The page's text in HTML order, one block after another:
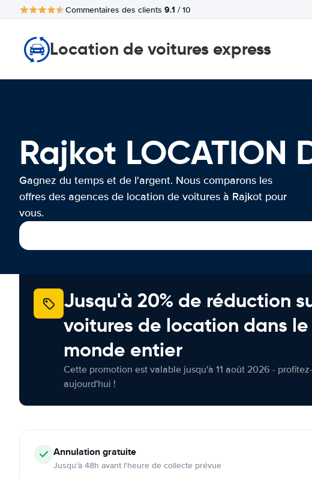
Commentaires des clients 9.1 / 10
Location de voitures express
Rajkot LOCATION
Gagnez du temps et de l'argent. Nous comparons les
offres des agences de location de voitures à Rajkot pour
vous.
Jusqu'à 20% de réduction
voitures de location dans le
monde entier
Cette promotion est valable jusqu'à 11 août 2026 -
aujourd'hui !
Annulationgratuite
Jusqu'à 48h avant l'heure de collecte prévue